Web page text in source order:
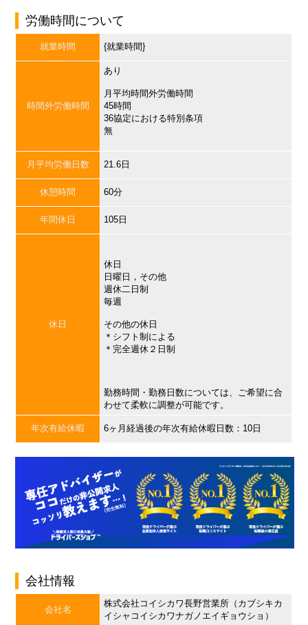
労働時間について
就業時間 {就業時間}
時間外労働時間
あり
月平均時間外労働時間
45時間
36協定における特別条項
無
月平均労働日数 21.6日
休憩時間 60分
年間休日 105日
休日
休日
日曜日，その他
週休二日制
毎週
その他の休日
＊シフト制による
＊完全週休２日制
勤務時間・勤務日数については、ご希望に合
わせて柔軟に調整が可能です。
年次有給休暇 6ヶ月経過後の年次有給休暇日数：10日
会社情報
会社名
株式会社コイシカワ長野営業所（カブシキカ
イシャコイシカワナガノエイギョウショ）